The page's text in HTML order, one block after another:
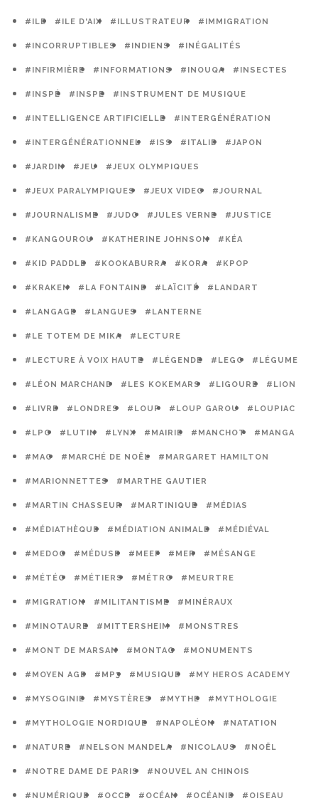
#ILE #ILE D'AIX #ILLUSTRATEUR #IMMIGRATION
#INCORRUPTIBLES #INDIENS #INÉGALITÉS
#INFIRMIÈRE #INFORMATIONS #INOUQA #INSECTES
#INSPÉ #INSPE #INSTRUMENT DE MUSIQUE
#INTELLIGENCE ARTIFICIELLE #INTERGÉNÉRATION
#INTERGÉNÉRATIONNEL #ISS #ITALIE #JAPON
#JARDIN #JEU #JEUX OLYMPIQUES
#JEUX PARALYMPIQUES #JEUX VIDEO #JOURNAL
#JOURNALISME #JUDO #JULES VERNE #JUSTICE
#KANGOUROU #KATHERINE JOHNSON #KÉA
#KID PADDLE #KOOKABURRA #KORA #KPOP
#KRAKEN #LA FONTAINE #LAÏCITÉ #LANDART
#LANGAGE #LANGUES #LANTERNE
#LE TOTEM DE MIKA #LECTURE
#LECTURE À VOIX HAUTE #LÉGENDE #LEGO #LÉGUME
#LÉON MARCHAND #LES KOKEMARS #LIGOURE #LION
#LIVRE #LONDRES #LOUP #LOUP GAROU #LOUPIAC
#LPO #LUTIN #LYNX #MAIRIE #MANCHOT #MANGA
#MAO #MARCHÉ DE NOËL #MARGARET HAMILTON
#MARIONNETTES #MARTHE GAUTIER
#MARTIN CHASSEUR #MARTINIQUE #MÉDIAS
#MÉDIATHÈQUE #MÉDIATION ANIMALE #MÉDIÉVAL
#MEDOC #MÉDUSE #MEEF #MER #MÉSANGE
#MÉTÉO #MÉTIERS #MÉTRO #MEURTRE
#MIGRATION #MILITANTISME #MINÉRAUX
#MINOTAURE #MITTERSHEIM #MONSTRES
#MONT DE MARSAN #MONTAG #MONUMENTS
#MOYEN AGE #MP3 #MUSIQUE #MY HEROS ACADEMY
#MYSOGINIE #MYSTÈRES #MYTHE #MYTHOLOGIE
#MYTHOLOGIE NORDIQUE #NAPOLÉON #NATATION
#NATURE #NELSON MANDELA #NICOLAUS #NOËL
#NOTRE DAME DE PARIS #NOUVEL AN CHINOIS
#NUMÉRIQUE #OCCE #OCÉAN #OCÉANIE #OISEAU